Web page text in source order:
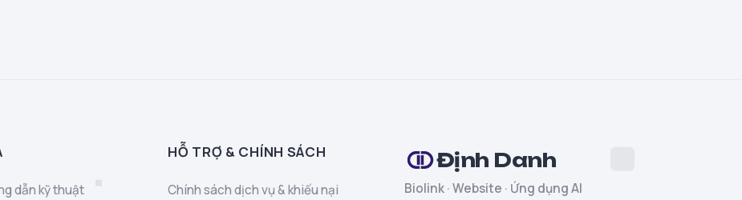
dẫn kỹ thuật
HỖ TRỢ & CHÍNH SÁCH
Chính sách dịch vụ & khiếu nại
Định Danh
Biolink · Website · Ứng dụng AI